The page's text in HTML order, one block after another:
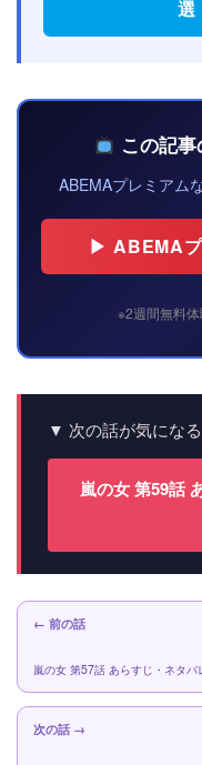
選
この記
ABEMAプレミアム
▶ ABEMAプ
※2週間無料
▼ 次の話が気にな
嵐の女 第59話
← 前の話
嵐の女 第57話 あらすじ・ネタバ
次の話 →